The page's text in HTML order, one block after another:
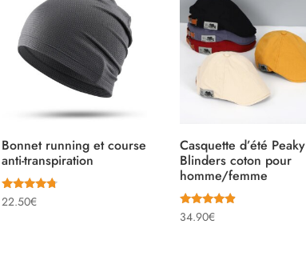
44.00€.39.90€.
Bonnet running et course
anti-transpiration
Note
4.55
22.50€
Casquette d’été Peaky
Blinders coton pour
homme/femme
Note
4.67
34.90€